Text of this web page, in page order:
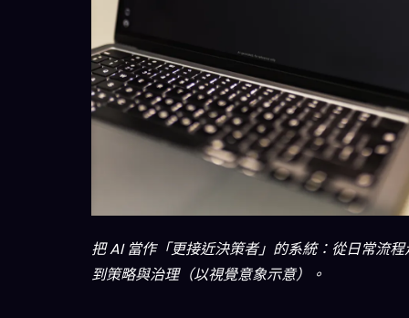
把 AI 當作「更接近決策者」的系統：從日常流程
到策略與治理（以視覺意象示意）。